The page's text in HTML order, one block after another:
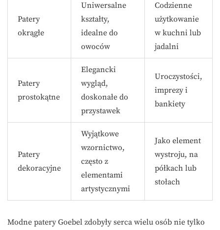
Patery
okrągłe
Uniwersalne
kształty,
idealne do
owoców
Codzienne
użytkowanie
w kuchni lub
jadalni
Patery
prostokątne
Elegancki
wygląd,
doskonałe do
przystawek
Uroczystości,
imprezy i
bankiety
Patery
dekoracyjne
Wyjątkowe
wzornictwo,
często z
elementami
artystycznymi
Jako element
wystroju, na
półkach lub
stołach
Modne patery Goebel zdobyły serca wielu osób nie tylko